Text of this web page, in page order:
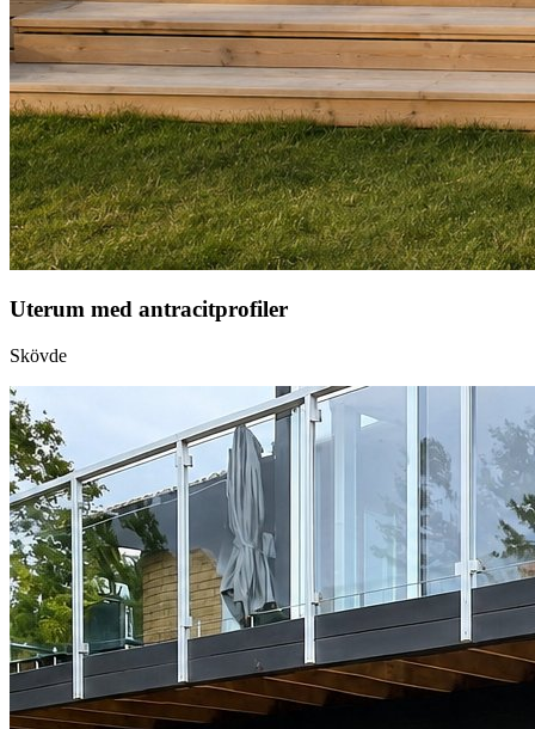
Uterum med antracitprofiler
Skövde